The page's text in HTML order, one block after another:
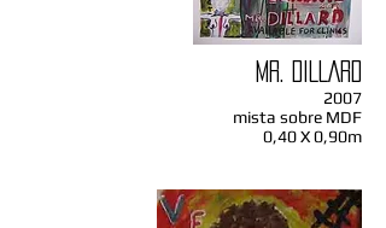
MR. DILLARD
2007
mista sobre MDF
0,40 X 0,90m